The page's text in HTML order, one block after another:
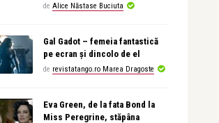
de Alice Năstase Buciuta
Gal Gadot – femeia fantastică
pe ecran și dincolo de el
de revistatango.ro Marea Dragoste
Eva Green, de la fata Bond la
Miss Peregrine, stăpâna